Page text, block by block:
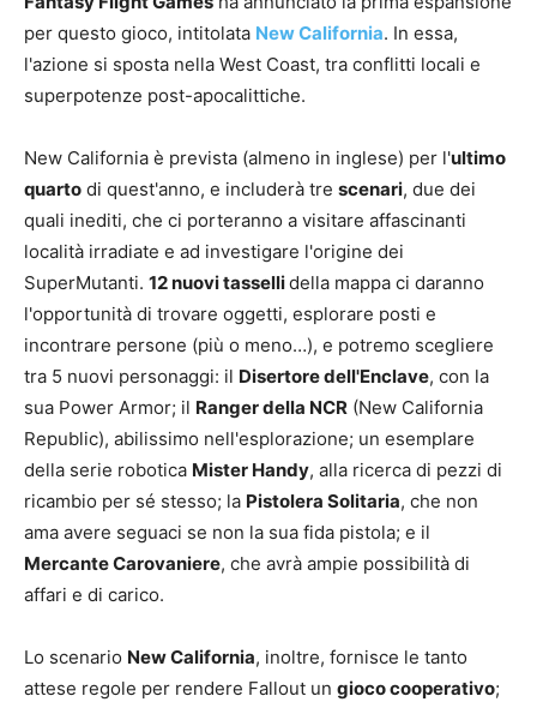
per questo gioco, intitolata New California. In essa,
l'azione si sposta nella West Coast, tra conflitti locali e
superpotenze post-apocalittiche.
New California è prevista (almeno in inglese) per l'ultimo
quarto di quest'anno, e includerà tre scenari, due dei
quali inediti, che ci porteranno a visitare affascinanti
località irradiate e ad investigare l'origine dei
SuperMutanti. 12 nuovi tassellidella mappa ci daranno
l'opportunità di trovare oggetti, esplorare posti e
incontrare persone (più o meno…), e potremo scegliere
tra 5 nuovi personaggi: il Disertore dell'Enclave, con la
sua Power Armor; il Ranger della NCR (New California
Republic), abilissimo nell'esplorazione; un esemplare
della serie robotica Mister Handy, alla ricerca di pezzi di
ricambio per sé stesso; la Pistolera Solitaria, che non
ama avere seguaci se non la sua fida pistola; e il
Mercante Carovaniere, che avrà ampie possibilità di
affari e di carico.
Lo scenario New California, inoltre, fornisce le tanto
attese regole per rendere Fallout un gioco cooperativo;